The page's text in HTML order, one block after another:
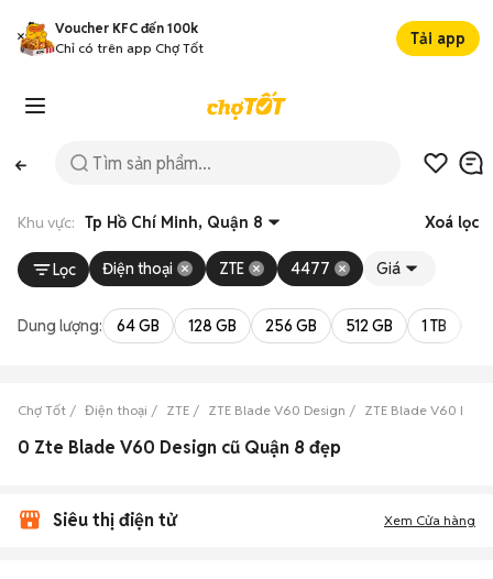
Voucher KFC đến 100k
Chỉ có trên app Chợ Tốt
Tải app
Khu vực: Tp Hồ Chí Minh, Quận 8 Xoá lọc
Lọc Điện thoại ZTE 4477 Giá
Dung lượng: 64 GB 128 GB 256 GB 512 GB 1 TB
Chợ Tốt Điện thoại ZTE ZTE Blade V60 Design ZTE Blade V60
0 Zte Blade V60 Design cũ Quận 8 đẹp
Siêu thị điện tử Xem Cửa hàng